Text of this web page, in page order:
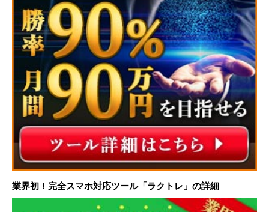
業界初！完全スマホ対応ツール「ラクトレ」の詳細